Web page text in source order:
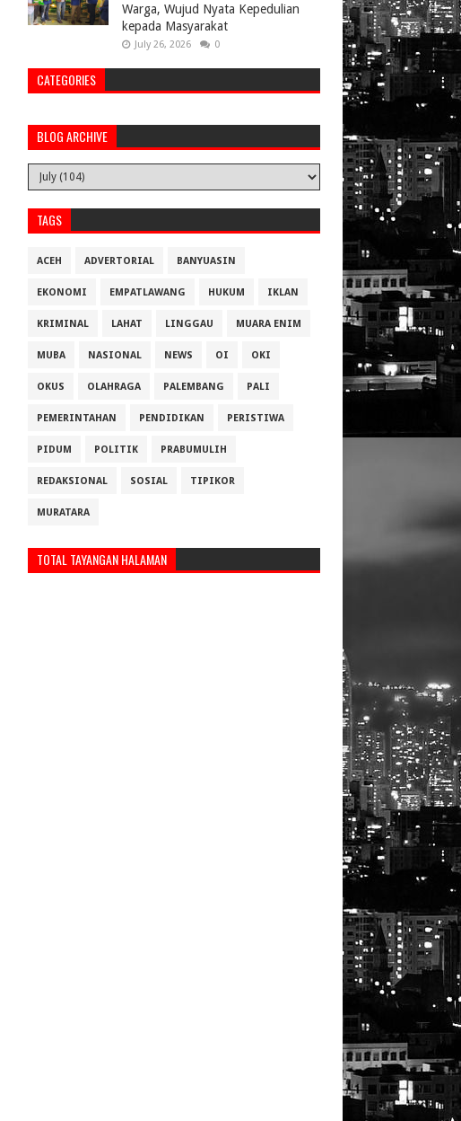
Warga, Wujud Nyata Kepedulian
kepada Masyarakat
July 26, 2026 0
CATEGORIES
BLOG ARCHIVE
TAGS
ACEH ADVERTORIAL BANYUASIN
EKONOMI EMPATLAWANG HUKUM IKLAN
KRIMINAL LAHAT LINGGAU MUARA ENIM
MUBA NASIONAL NEWS OI OKI
OKUS OLAHRAGA PALEMBANG PALI
PEMERINTAHAN PENDIDIKAN PERISTIWA
PIDUM POLITIK PRABUMULIH
REDAKSIONAL SOSIAL TIPIKOR
MURATARA
TOTAL TAYANGAN HALAMAN